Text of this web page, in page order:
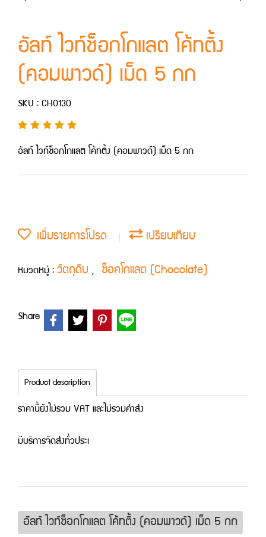
อัลท์ ไวท์ช็อกโกแลต โค้ทติ้ง
(คอมพาวด์) เม็ด 5 กก
SKU : CHO130
อัลท์ ไวท์ช็อกโกแลต โค้ทติ้ง (คอมพาวด์) เม็ด 5 กก
เพิ่มรายการโปรด เปรียบเทียบ
หมวดหมู่ : วัตถุดิบ , ช็อคโกแลต (Chocolate)
Share
Product description
ราคานี้ยังไม่รวม VAT และไม่รวมค่าส่ง
มีบริการจัดส่งทั่วประเ
อัลท์ ไวท์ช็อกโกแลต โค้ทติ้ง (คอมพาวด์) เม็ด 5 กก